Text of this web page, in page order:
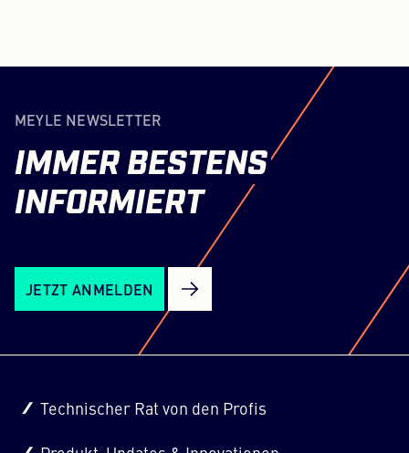
MEYLE NEWSLETTER
IMMER BESTENS
INFORMIERT
JETZT ANMELDEN
Technischer Rat von den Profis